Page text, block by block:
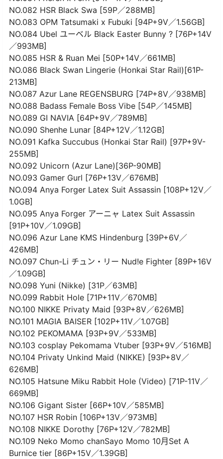
NO.082 HSR Black Swa [59P／288MB]
NO.083 OPM Tatsumaki x Fubuki [94P+9V／1.56GB]
NO.084 Ubel ユーベル Black Easter Bunny ? [76P+14V
／993MB]
NO.085 HSR & Ruan Mei [50P+14V／661MB]
NO.086 Black Swan Lingerie (Honkai Star Rail)[61P-
213MB]
NO.087 Azur Lane REGENSBURG [74P+8V／938MB]
NO.088 Badass Female Boss Vibe [54P／145MB]
NO.089 GI NAVIA [64P+9V／789MB]
NO.090 Shenhe Lunar [84P+12V／1.12GB]
NO.091 Kafka Succubus (Honkai Star Rail) [97P+9V-
255MB]
NO.092 Unicorn (Azur Lane)[36P-90MB]
NO.093 Gamer Gurl [76P+13V／676MB]
NO.094 Anya Forger Latex Suit Assassin [108P+12V／
1.0GB]
NO.095 Anya Forger アーニャ Latex Suit Assassin
[91P+10V／1.09GB]
NO.096 Azur Lane KMS Hindenburg [39P+6V／
426MB]
NO.097 Chun-Li チュン・リー Nud!e Fighter [89P+16V
／1.09GB]
NO.098 Yuni (Nikke) [31P／63MB]
NO.099 Rabbit Hole [71P+11V／670MB]
NO.100 NIKKE Privaty Maid [93P+8V／626MB]
NO.101 MAGIA BAISER [102P+11V／1.07GB]
NO.102 PEKOMAMA [93P+9V／533MB]
NO.103 cosplay Pekomama Vtuber [93P+9V／516MB]
NO.104 Privaty Unkind Maid (NIKKE) [93P+8V／
626MB]
NO.105 Hatsune Miku Rabbit Hole (Video) [71P-11V／
669MB]
NO.106 Gigant Sister [66P+10V／585MB]
NO.107 HSR Robin [106P+13V／973MB]
NO.108 NIKKE Dorothy [76P+12V／782MB]
NO.109 Neko Momo chanSayo Momo 10月Set A
Burnice tier [86P+15V／1.39GB]